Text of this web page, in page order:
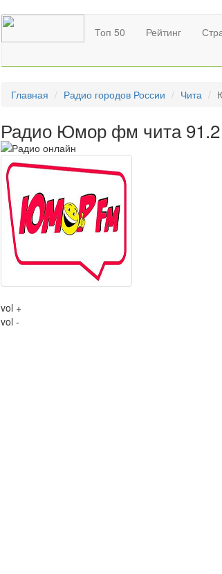
Топ 50 Рейтинг
Главная Радио городов России Чита
Радио Юмор фм чита
vol +
vol -